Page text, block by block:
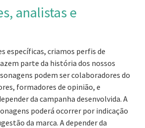
analistas e
específicas, criamos perfis de
parte da história dos nossos
podem ser colaboradores do
formadores de opinião, e
da campanha desenvolvida. A
poderá ocorrer por indicação
da marca. A depender da